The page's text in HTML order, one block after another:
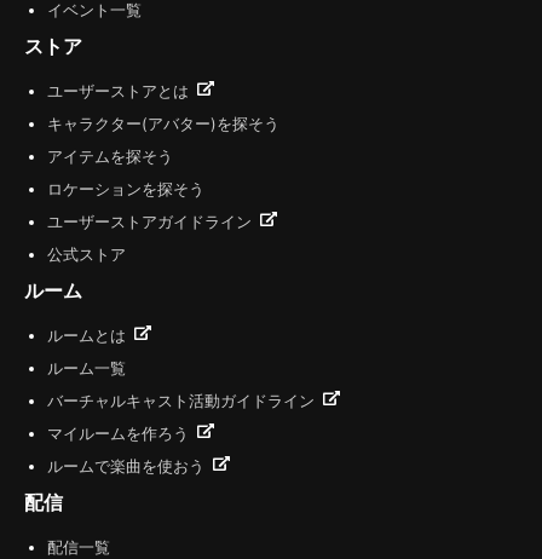
イベント一覧
ストア
ユーザーストアとは
キャラクター(アバター)を探そう
アイテムを探そう
ロケーションを探そう
ユーザーストアガイドライン
公式ストア
ルーム
ルームとは
ルーム一覧
バーチャルキャスト活動ガイドライン
マイルームを作ろう
ルームで楽曲を使おう
配信
配信一覧